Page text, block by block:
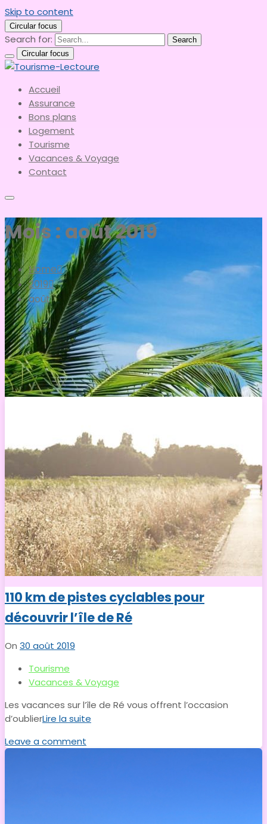
Skip to content
Circular focus
Search for:
Search
Circular focus
Tourisme-Lectoure
le meilleur du tourisme
Accueil
Assurance
Bons plans
Logement
Tourisme
Vacances & Voyage
Contact
Mois : août 2019
Home
2019
août
110 km de pistes cyclables pour
découvrir l’île de Ré
On 30 août 2019
Tourisme
Vacances & Voyage
Les vacances sur l’île de Ré vous offrent l’occasion
d’oublierLire la suite
Leave a comment